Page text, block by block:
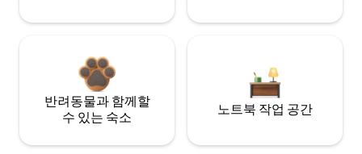
반려동물과 함께할
수 있는 숙소
노트북 작업 공간